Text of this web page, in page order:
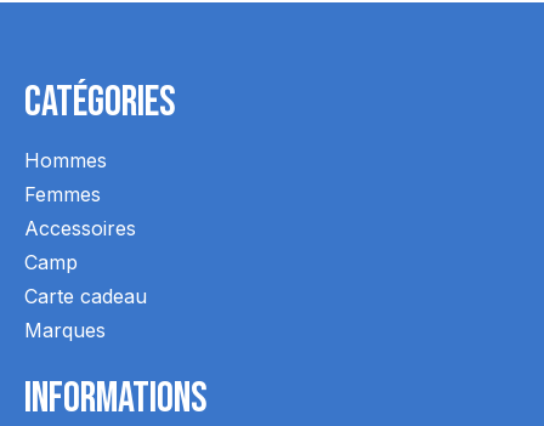
Catégories
Hommes
Femmes
Accessoires
Camp
Carte cadeau
Marques
Informations